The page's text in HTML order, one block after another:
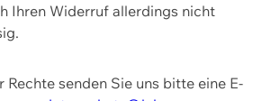
Ihren Widerruf allerdings nicht
Rechte senden Sie uns bitte eine E-